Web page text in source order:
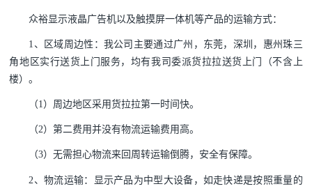
众裕显示液晶广告机以及触摸屏一体机等产品的运输方式：
1、区域周边性：我公司主要通过广州，东莞，深圳，惠州珠三
角地区实行送货上门服务，均有我司委派货拉拉送货上门（不含上
楼）。
（1）周边地区采用货拉拉第一时间快。
（2）第二费用并没有物流运输费用高。
（3）无需担心物流来回周转运输倒腾，安全有保障。
2、物流运输：显示产品为中型大设备，如走快递是按照重量的